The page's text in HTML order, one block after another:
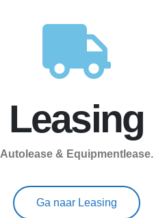
Leasing
Autolease & Equipmentlease.
Ga naar Leasing